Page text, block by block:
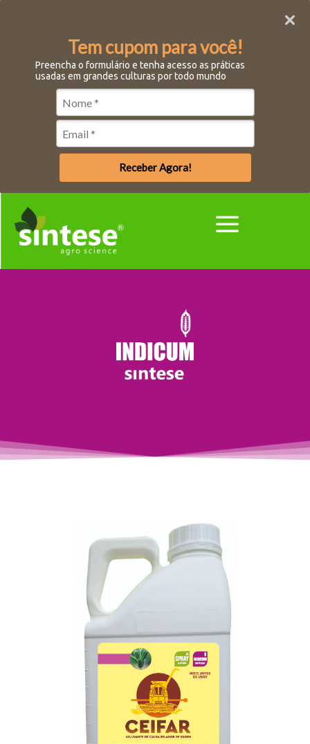
Tem cupom para você!
Preencha o formulário e tenha acesso as práticas
usadas em grandes culturas por todo mundo
Receber Agora!